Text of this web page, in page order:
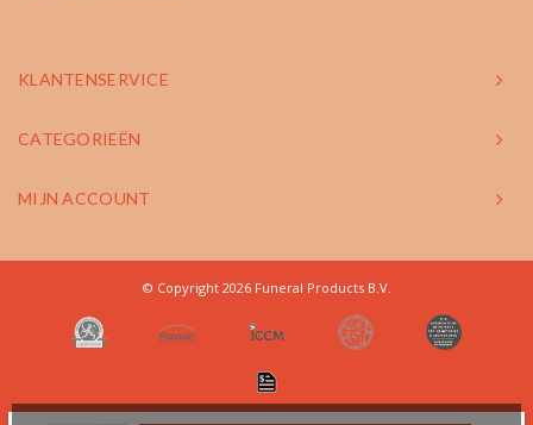
KLANTENSERVICE
CATEGORIEËN
MIJN ACCOUNT
© Copyright 2026 Funeral Products B.V.